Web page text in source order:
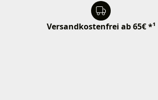
Versandkostenfrei ab 65€ *¹